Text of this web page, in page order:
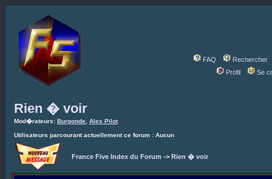
FAQ
Rechercher
Profil
Se
Rien � voir
Mod�rateurs: Burgonde Alex Pilot
Utilisateurs parcourant actuellement ce forum : Aucun
France Five Index du Forum -> Rien � voir